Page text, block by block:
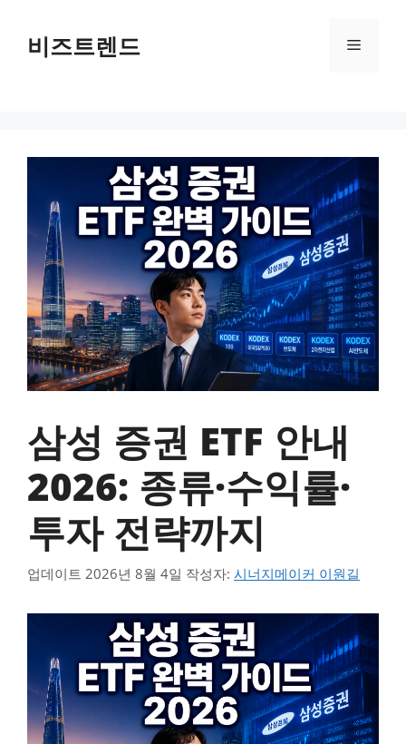
건너뛰기비즈트렌드 메뉴
삼성 증권 ETF 안내
2026: 종류·수익률·
투자 전략까지
업데이트 2026년 8월 4일 작성자: 시너지메이커 이원길